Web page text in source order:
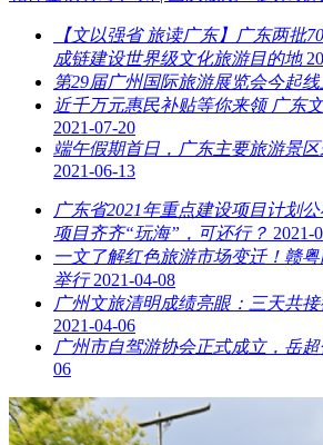
【文以强省 旅读广东】广东两批
成链建设世界级文化旅游目的地
第29届广州国际旅游展览会今起
近千万元惠民补贴等你来领 广东
2021-07-20
端午假期首日，广东主要旅游景
2021-06-13
广东省2021年重点建设项目计划
项目齐齐“玩海”，可还行？ 2021-
一文了解红色旅游市场变迁！赣
举行 2021-04-08
广州文旅清明成绩亮眼：三天共
2021-04-06
广州市自驾游协会正式成立，岳
06